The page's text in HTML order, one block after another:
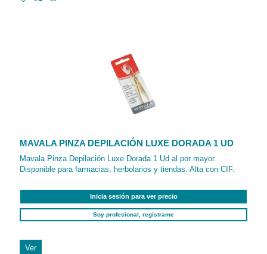
MAVALA PINZA DEPILACIÓN LUXE DORADA 1 UD
Mavala Pinza Depilación Luxe Dorada 1 Ud al por mayor.
Disponible para farmacias, herbolarios y tiendas. Alta con CIF.
Inicia sesión para ver precio
Soy profesional, regístrame
Ver